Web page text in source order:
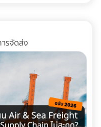
รที่มีรูปทรงตัว L อยู่แล้ว,
กขาเข้าและขาออกแบบ
ทางด้านหน้า รถกระบะรับ
Layout แบบไหนให้ตอบ
นค้าใหม่ หรือรีโนเวทคลัง
รับ: ลักษณะอาคารของคุณ
บังคับตัว U, หากมีประตู
คลิฟต์กี่คัน? (ถ้างบจำกัด
บริหารการใช้รถโฟล์คลิฟต์
รรพากรอย่างแม่นยำและ
บัญชีและสต็อกสินค้า
กของ SME คือการ "ดอง
ที่สรรพากรเห็นข้อมูล e-
การรอแก้ปัญหาตอน
าร "กระทบยอดบัญชี"
ญชีรายวันเป็นประจำ "ทุก
ให้ตรงกับตัวเลขในระบบ
รจัดส่ง